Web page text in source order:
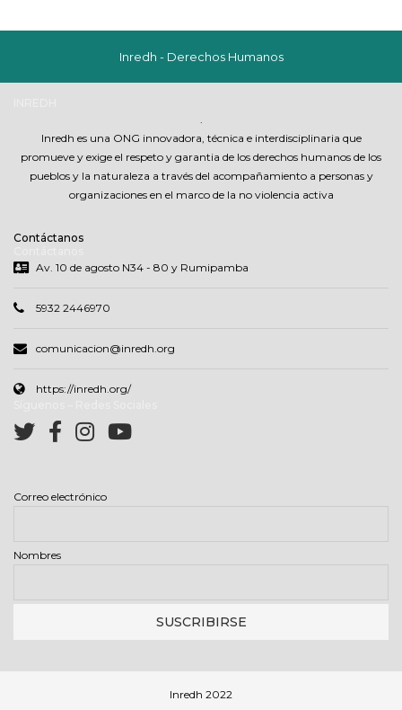
Inredh - Derechos Humanos
.
Inredh es una ONG innovadora, técnica e interdisciplinaria que
promueve y exige el respeto y garantia de los derechos humanos de los
pueblos y la naturaleza a través del acompañamiento a personas y
organizaciones en el marco de la no violencia activa
Contáctanos
Av. 10 de agosto N34 - 80 y Rumipamba
5932 2446970
comunicacion@inredh.org
https://inredh.org/
Correo electrónico
Nombres
Inredh 2022